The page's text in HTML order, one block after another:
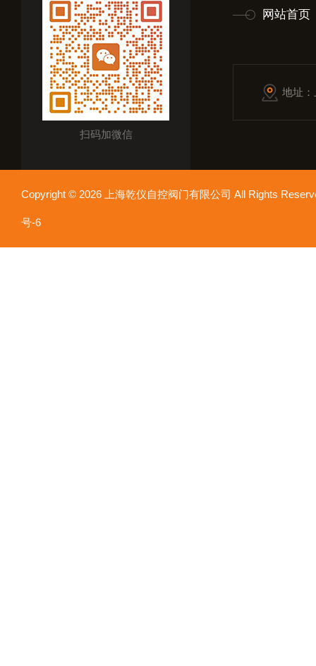
扫码加微信
网站首页
地址
Copyright © 2026 上海乾仪自控阀门有限公司 All Rights
号-6